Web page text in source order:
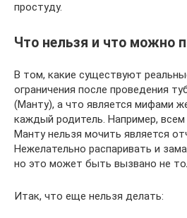
простуду.
Что нельзя и что можно
В том, какие существуют
ограничения после проведения
(Манту), а что является мифами
каждый родитель. Например,
Манту нельзя мочить является
Нежелательно распаривать и
но это может быть вызвано не
Итак, что еще нельзя делать: